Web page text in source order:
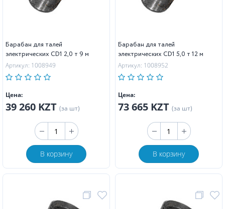
Барабан для талей
электрических CD1 2,0 т 9 м
Артикул: 1008949
Цена:
39 260 KZT (за шт)
В корзину
Барабан для талей
электрических CD1 5,0 т 12 м
Артикул: 1008952
Цена:
73 665 KZT (за шт)
В корзину